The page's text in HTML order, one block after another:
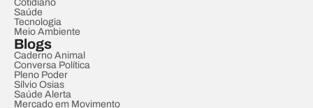
Cotidiano
Saúde
Tecnologia
Meio Ambiente
Blogs
Caderno Animal
Conversa Política
Pleno Poder
Sílvio Osias
Saúde Alerta
Mercado em Movimento